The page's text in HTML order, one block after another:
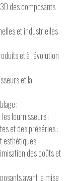
des composants
et industrielles
et à l'évolution
et la
;
fournisseurs ;
et des préséries ;
esthétiques ;
des coûts et
avant la mise